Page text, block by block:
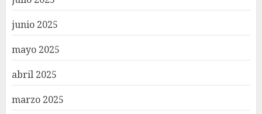
junio 2025
mayo 2025
abril 2025
marzo 2025